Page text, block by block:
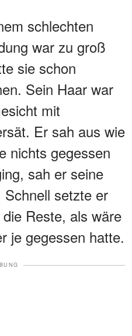
schlechten
war zu groß
sie schon
Sein Haar war
mit
Er sah aus wie
nichts gegessen
sah er seine
setzte er
Reste, als wäre
je gegessen hatte.